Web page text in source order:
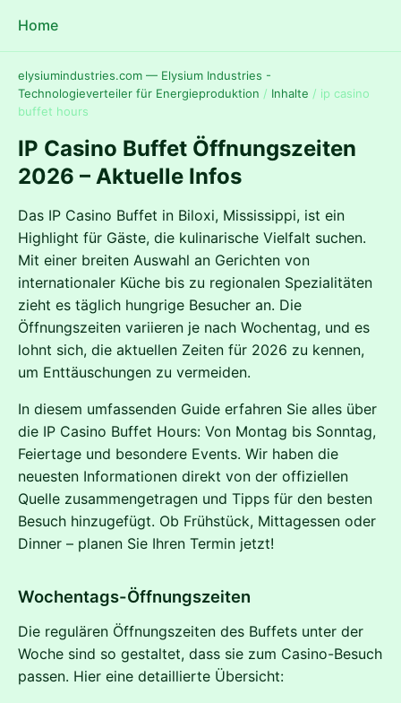
Home
elysiumindustries.com — Elysium Industries -
Technologieverteiler für Energieproduktion / Inhalte / ip casino
buffet hours
IP Casino Buffet Öffnungszeiten
2026 – Aktuelle Infos
Das IP Casino Buffet in Biloxi, Mississippi, ist ein
Highlight für Gäste, die kulinarische Vielfalt suchen.
Mit einer breiten Auswahl an Gerichten von
internationaler Küche bis zu regionalen Spezialitäten
zieht es täglich hungrige Besucher an. Die
Öffnungszeiten variieren je nach Wochentag, und es
lohnt sich, die aktuellen Zeiten für 2026 zu kennen,
um Enttäuschungen zu vermeiden.
In diesem umfassenden Guide erfahren Sie alles über
die IP Casino Buffet Hours: Von Montag bis Sonntag,
Feiertage und besondere Events. Wir haben die
neuesten Informationen direkt von der offiziellen
Quelle zusammengetragen und Tipps für den besten
Besuch hinzugefügt. Ob Frühstück, Mittagessen oder
Dinner – planen Sie Ihren Termin jetzt!
Wochentags-Öffnungszeiten
Die regulären Öffnungszeiten des Buffets unter der
Woche sind so gestaltet, dass sie zum Casino-Besuch
passen. Hier eine detaillierte Übersicht: